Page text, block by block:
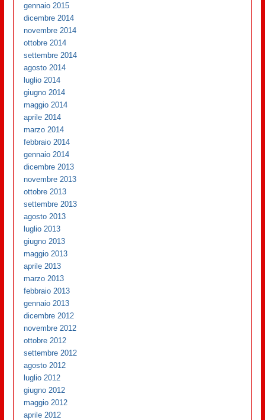
gennaio 2015
dicembre 2014
novembre 2014
ottobre 2014
settembre 2014
agosto 2014
luglio 2014
giugno 2014
maggio 2014
aprile 2014
marzo 2014
febbraio 2014
gennaio 2014
dicembre 2013
novembre 2013
ottobre 2013
settembre 2013
agosto 2013
luglio 2013
giugno 2013
maggio 2013
aprile 2013
marzo 2013
febbraio 2013
gennaio 2013
dicembre 2012
novembre 2012
ottobre 2012
settembre 2012
agosto 2012
luglio 2012
giugno 2012
maggio 2012
aprile 2012